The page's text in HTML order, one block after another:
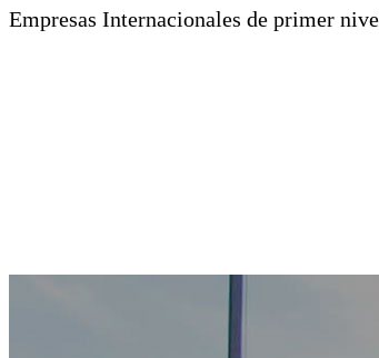
Empresas Internacionales de primer